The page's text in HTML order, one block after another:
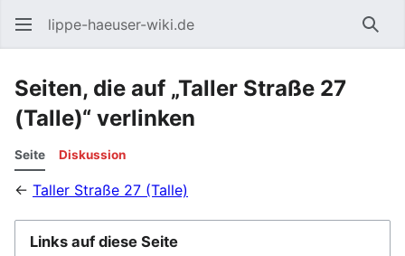
lippe-haeuser-wiki.de
Seiten, die auf „Taller Straße 27
(Talle)“ verlinken
Seite Diskussion
← Taller Straße 27 (Talle)
Links auf diese Seite